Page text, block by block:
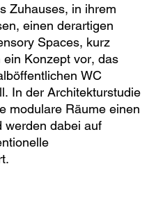
Zuhauses, in ihrem
einen derartigen
Spaces, kurz
Konzept vor, das
WC
In der Architekturstudie
modulare Räume einen
werden dabei auf